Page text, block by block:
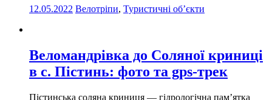
12.05.2022 Велотріпи, Туристичні об’єкти
Веломандрівка до Соляної криниці
в с. Пістинь: фото та gps-трек
Пістинська соляна криниця — гідрологічна пам’ятка